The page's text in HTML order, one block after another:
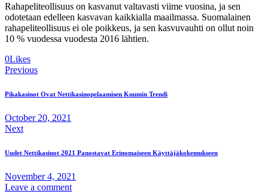
Rahapeliteollisuus on kasvanut valtavasti viime vuosina, ja sen
odotetaan edelleen kasvavan kaikkialla maailmassa. Suomalainen
rahapeliteollisuus ei ole poikkeus, ja sen kasvuvauhti on ollut noin
10 % vuodessa vuodesta 2016 lähtien.
0Likes
Post
navigation
Previous
Pikakasinot Ovat Nettikasinopelaamisen Kuumin Trendi
October 20, 2021
Next
Uudet Nettikasinot 2021 Panostavat Erinomaiseen Käyttäjäkokemukseen
November 4, 2021
Leave a comment